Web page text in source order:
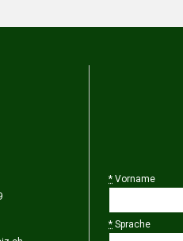
* Vorname
* Sprache